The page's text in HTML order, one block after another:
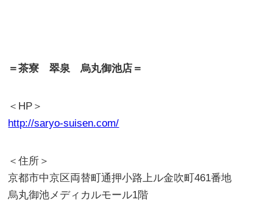
＝茶寮 翠泉 烏丸御池店＝
＜HP＞
http://saryo-suisen.com/
＜住所＞
京都市中京区両替町通押小路上ル金吹町461番地
烏丸御池メディカルモール1階